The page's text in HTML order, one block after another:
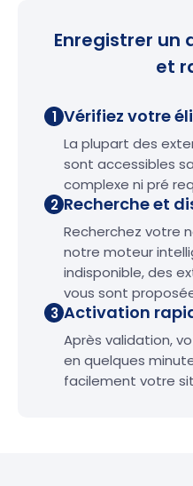
Enregistrer un
et
1 Vérifiez votre
La plupart des
sont accessibles
complexe ni pré
2 Recherche et
Recherchez votre
notre moteur
indisponible, des
vous sont
3 Activation
Après validation,
en quelques
facilement votre